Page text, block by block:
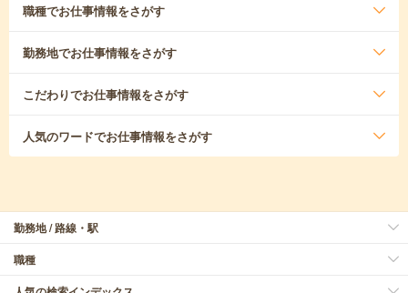
職種でお仕事情報をさがす
勤務地でお仕事情報をさがす
こだわりでお仕事情報をさがす
人気のワードでお仕事情報をさがす
勤務地 / 路線・駅
職種